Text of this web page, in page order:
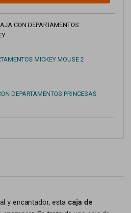
CON DEPARTAMENTOS
MICKEY MOUSE 2
DEPARTAMENTOS PRINCESAS
y encantador, esta caja de